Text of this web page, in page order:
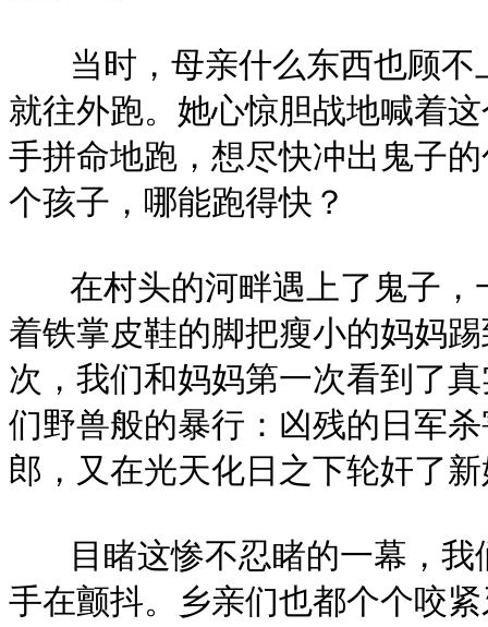
当时，母亲什么东西也顾不
就往外跑。她心惊胆战地喊着
手拼命地跑，想尽快冲出鬼子
个孩子，哪能跑得快？
在村头的河畔遇上了鬼子，
着铁掌皮鞋的脚把瘦小的妈妈
次，我们和妈妈第一次看到了
们野兽般的暴行：凶残的日军
郎，又在光天化日之下轮奸了
目睹这惨不忍睹的一幕，我
手在颤抖。乡亲们也都个个咬